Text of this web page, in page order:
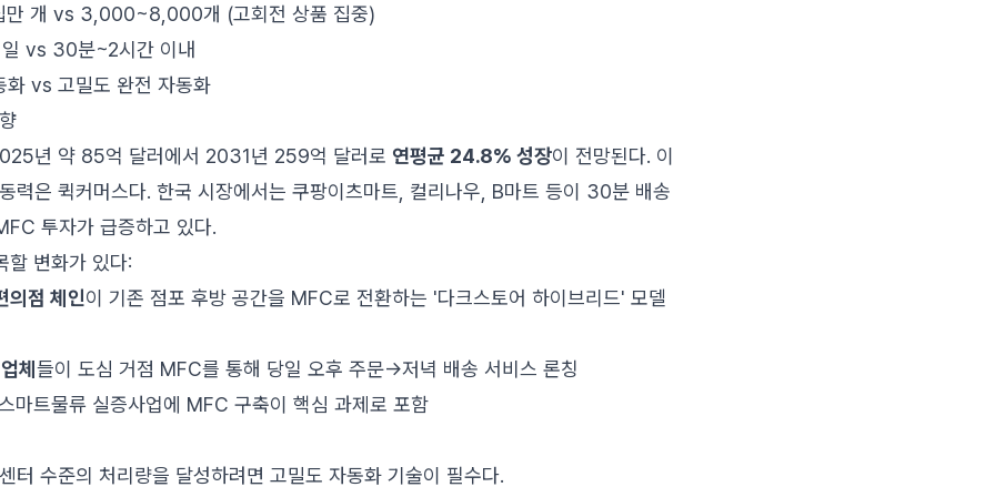
만 개 vs 3,000~8,000개 (고회전 상품 집중)
vs 30분~2시간 이내
화 vs 고밀도 완전 자동화
년 약 85억 달러에서 2031년 259억 달러로 연평균 24.8% 성장이 전망된다. 이
력은 퀵커머스다. 한국 시장에서는 쿠팡이츠마트, 컬리나우, B마트 등이 30분 배송
투자가 급증하고 있다.
변화가 있다:
의점 체인이 기존 점포 후방 공간을 MFC로 전환하는 '다크스토어 하이브리드' 모델
체 들이 도심 거점 MFC를 통해 당일 오후 주문→저녁 배송 서비스 론칭
마트물류 실증사업에 MFC 구축이 핵심 과제로 포함
터 수준의 처리량을 달성하려면 고밀도 자동화 기술이 필수다.